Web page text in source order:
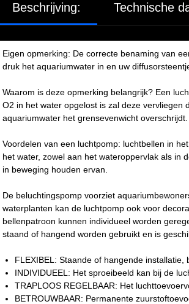
Beschrijving: Technische
Eigen opmerking: De correcte benaming van
druk het aquariumwater in en uw
Waarom is deze opmerking belangrijk? Een
O2 in het water opgelost is zal deze vervliegen
aquariumwater het grensevenwicht
Voordelen van een luchtpomp: luchtbellen in
het water, zowel aan het wateroppervlak als in
in beweging houden ervan.
De beluchtingspomp voorziet
waterplanten kan de luchtpomp ook voor
bellenpatroon kunnen individueel worden
staand of hangend worden gebruikt en is
FLEXIBEL: Staande of hangende
INDIVIDUEEL: Het sproeibeeld kan bij de
TRAPLOOS REGELBAAR: Het
BETROUWBAAR: Permanente